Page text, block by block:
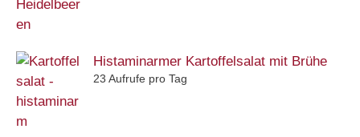
Histaminarmer Kartoffelsalat mit Brühe
23 Aufrufe pro Tag